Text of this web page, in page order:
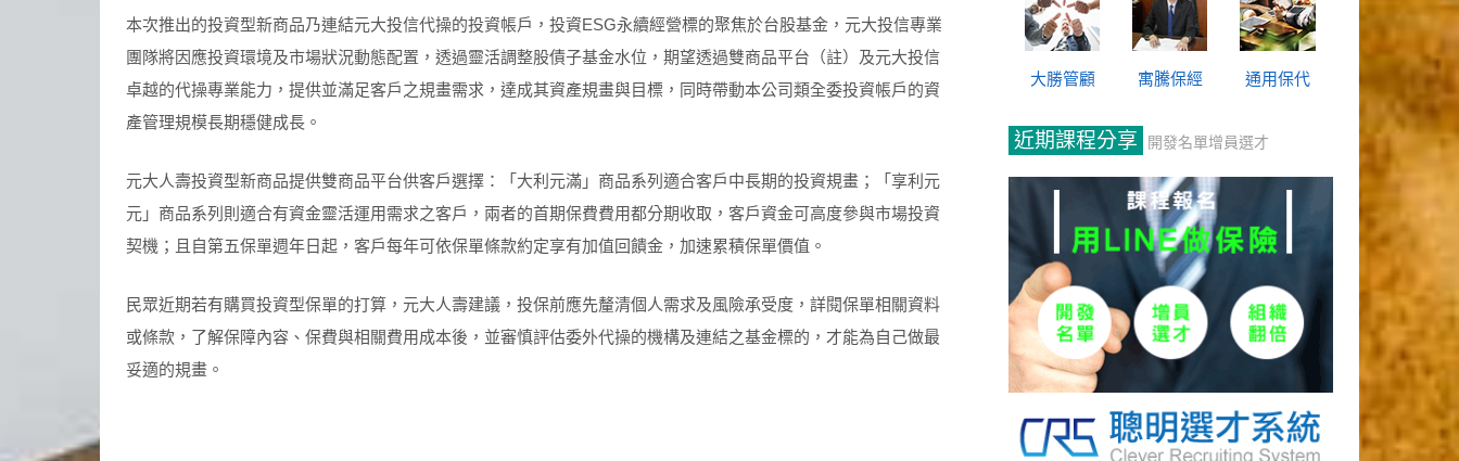
本次推出的投資型新商品乃連結元大投信代操的投資帳戶，投資ESG永續經營標的聚焦於台股基金，元大投信專業
團隊將因應投資環境及市場狀況動態配置，透過靈活調整股債子基金水位，期望透過雙商品平台（註）及元大投信
卓越的代操專業能力，提供並滿足客戶之規畫需求，達成其資產規畫與目標，同時帶動本公司類全委投資帳戶的資
產管理規模長期穩健成長。
元大人壽投資型新商品提供雙商品平台供客戶選擇：「大利元滿」商品系列適合客戶中長期的投資規畫；「享利元
元」商品系列則適合有資金靈活運用需求之客戶，兩者的首期保費費用都分期收取，客戶資金可高度參與市場投資
契機；且自第五保單週年日起，客戶每年可依保單條款約定享有加值回饋金，加速累積保單價值。
民眾近期若有購買投資型保單的打算，元大人壽建議，投保前應先釐清個人需求及風險承受度，詳閱保單相關資料
或條款，了解保障內容、保費與相關費用成本後，並審慎評估委外代操的機構及連結之基金標的，才能為自己做最
妥適的規畫。
大勝管顧 寓騰保經 通用保代
近期課程分享 開發名單增員選才